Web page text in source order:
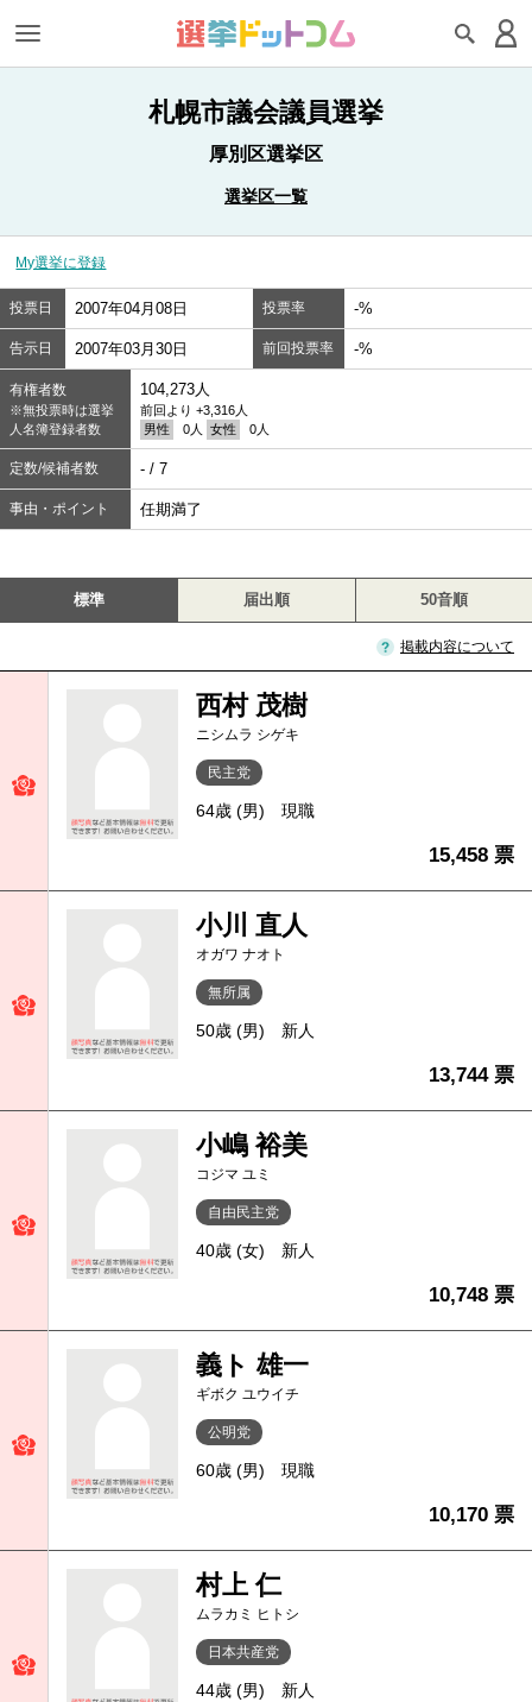
札幌市議会議員選挙
厚別区選挙区
選挙区一覧
My選挙に登録
投票日 2007年04月08日 投票率 -%
告示日 2007年03月30日 前回投票率 -%
有権者数
※無投票時は選挙
人名簿登録者数
104,273人
前回より +3,316人
男性
0人 女性 0人
定数/候補者数 - / 7
事由・ポイント 任期満了
標準 届出順 50音順
掲載内容について
西村 茂樹
ニシムラ シゲキ
民主党
64歳 (男) 現職
15,458 票
小川 直人
オガワ ナオト
無所属
50歳 (男) 新人
13,744 票
小嶋 裕美
コジマ ユミ
自由民主党
40歳 (女) 新人
10,748 票
義ト 雄一
ギボク ユウイチ
公明党
60歳 (男) 現職
10,170 票
村上 仁
ムラカミ ヒトシ
日本共産党
44歳 (男) 新人